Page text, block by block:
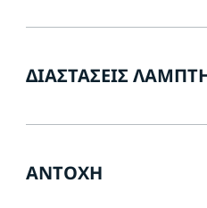
ΔΙΑΣΤΆΣΕΙΣ
ΑΝΤΟΧΉ